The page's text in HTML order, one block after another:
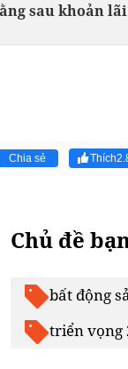
sau khoản
Chia sẻ Thích
Chủ đề
bất động
triển vọng